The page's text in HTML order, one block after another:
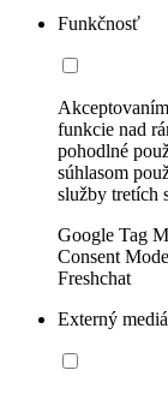
Funkčnosť
funkcie nad
pohodlné
súhlasom
služby tretích
Google Tag
Consent
Freshchat
Externý